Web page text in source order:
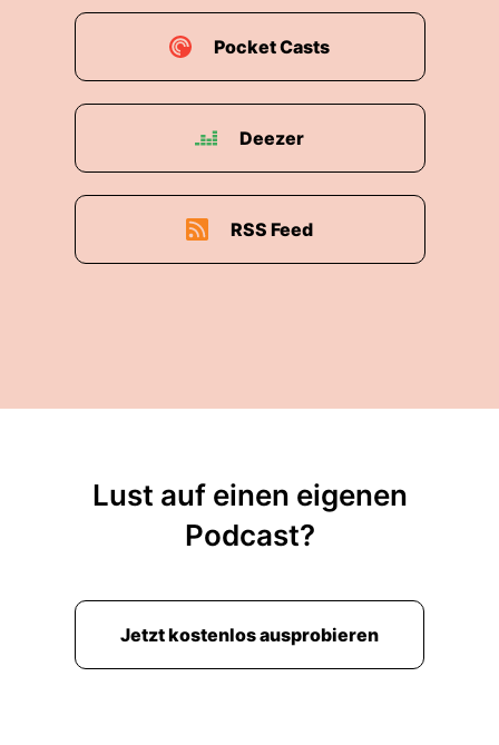
Pocket Casts
Deezer
RSS Feed
Lust auf einen eigenen
Podcast?
Jetzt kostenlos ausprobieren